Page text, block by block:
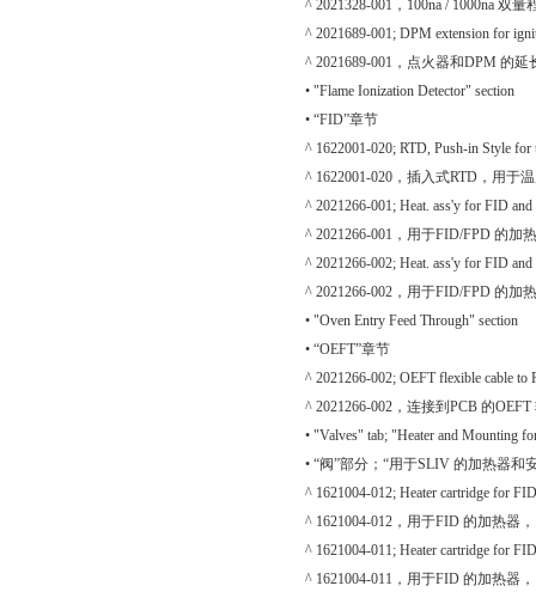
^ 2021328-001，100na / 1000na 双量
^ 2021689-001; DPM extension for
^ 2021689-001，点火器和DPM 的延
• "Flame Ionization Detector" section
• “FID”章节
^ 1622001-020; RTD, Push-in Style for
^ 1622001-020，插入式RTD，用于
^ 2021266-001; Heat. ass'y for FID
^ 2021266-001，用于FID/FPD 的加
^ 2021266-002; Heat. ass'y for FID
^ 2021266-002，用于FID/FPD 的加
• "Oven Entry Feed Through" section
• “OEFT”章节
^ 2021266-002; OEFT flexible cable to
^ 2021266-002，连接到PCB 的
• "Valves" tab; "Heater and Mounting
• “阀”部分；“用于SLIV 的加热器和
^ 1621004-012; Heater cartridge for
^ 1621004-012，用于FID 的加热器
^ 1621004-011; Heater cartridge for
^ 1621004-011，用于FID 的加热器